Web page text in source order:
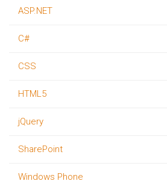
ASP.NET
C#
CSS
HTML5
jQuery
SharePoint
Windows Phone